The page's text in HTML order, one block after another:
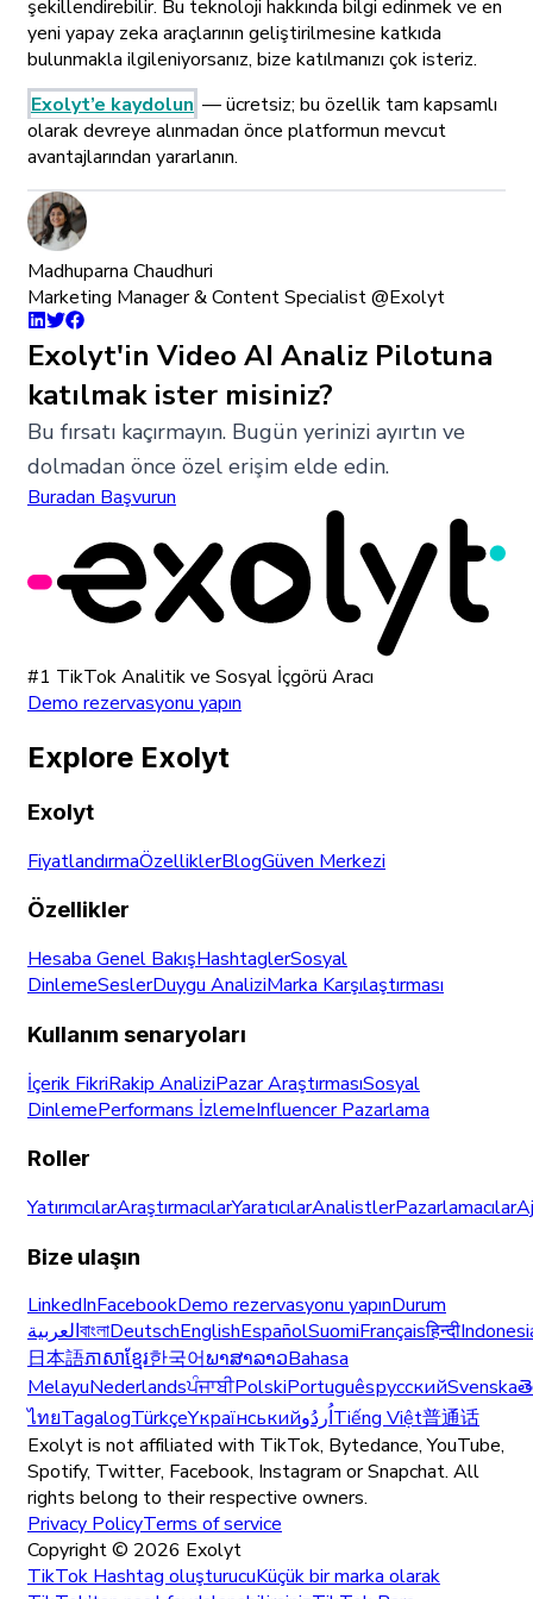
şekillendirebilir. Bu teknoloji hakkında bilgi edinmek ve en
yeni yapay zeka araçlarının geliştirilmesine katkıda
bulunmakla ilgileniyorsanız, bize katılmanızı çok isteriz.
Exolyt’e kaydolun — ücretsiz; bu özellik tam kapsamlı
olarak devreye alınmadan önce platformun mevcut
avantajlarından yararlanın.
Madhuparna Chaudhuri
Marketing Manager & Content Specialist @Exolyt
Exolyt'in Video AI Analiz Pilotuna
katılmak ister misiniz?
Bu fırsatı kaçırmayın. Bugün yerinizi ayırtın ve
dolmadan önce özel erişim elde edin.
Buradan Başvurun
#1 TikTok Analitik ve Sosyal İçgörü Aracı
Demo rezervasyonu yapın
Explore Exolyt
Exolyt
FiyatlandırmaÖzelliklerBlogGüven Merkezi
Özellikler
Hesaba Genel BakışHashtaglerSosyal
DinlemeSeslerDuygu AnaliziMarka Karşılaştırması
Kullanım senaryoları
İçerik FikriRakip AnaliziPazar AraştırmasıSosyal
DinlemePerformans İzlemeInfluencer Pazarlama
Roller
YatırımcılarAraştırmacılarYaratıcılarAnalistlerPazarlamacılar
Bize ulaşın
LinkedInFacebookDemo rezervasyonu yapınDurum
العربيةবাংলাDeutschEnglishEspañolSuomiFrançaisहिन्दी
日本語ភាសាខ្មែរ한국어ພາສາລາວBahasa
MelayuNederlandsਪੰਜਾਬੀPolskiPortuguêsрусскийSvenska
ไทยTagalogTürkçeYкраїнськийاُردُوTiếng Việt普通话
Exolyt is not affiliated with TikTok, Bytedance, YouTube,
Spotify, Twitter, Facebook, Instagram or Snapchat. All
rights belong to their respective owners.
Privacy PolicyTerms of service
Copyright © 2026 Exolyt
TikTok Hashtag oluşturucuKüçük bir marka olarak